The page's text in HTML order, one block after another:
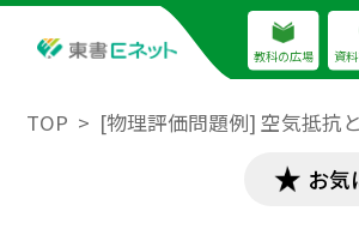
教科の広場 資
TOP [物理評価問題例] 空気抵抗
お気